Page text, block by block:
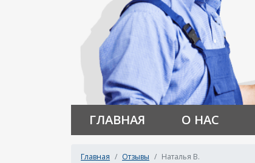
ГЛАВНАЯ О НАС
Главная Отзывы Наталья В.